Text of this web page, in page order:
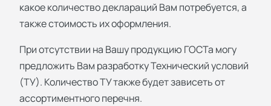
какое количество деклараций Вам потребуется, а
также стоимость их оформления.
При отсутствии на Вашу продукцию ГОСТа могу
предложить Вам разработку Технический условий
(ТУ). Количество ТУ также будет зависеть от
ассортиментного перечня.